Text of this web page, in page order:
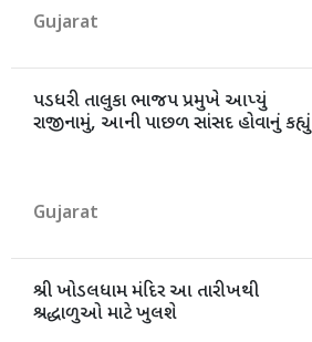
Gujarat
પડધરી તાલુકા ભાજપ પ્રમુખે આપ્યું
રાજીનામું, આની પાછળ સાંસદ હોવાનું કહ્યું
Gujarat
શ્રી ખોડલધામ મંદિર આ તારીખથી
શ્રદ્ધાળુઓ માટે ખુલશે